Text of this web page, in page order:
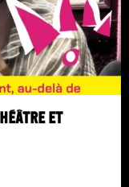
et